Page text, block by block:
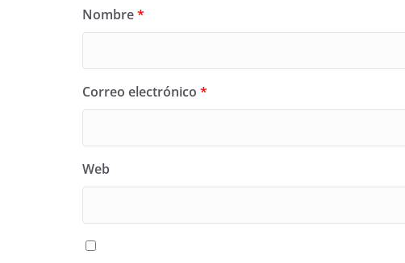
Nombre*
Correo electrónico *
Web